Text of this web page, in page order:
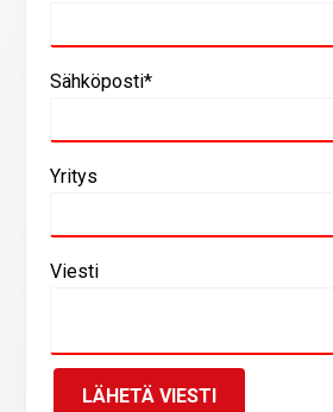
Sähköposti*
Yritys
Viesti